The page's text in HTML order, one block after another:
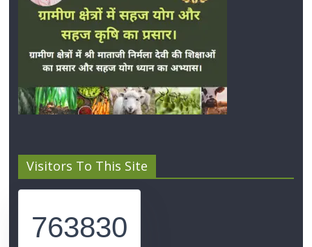
Visitors To This Site
763830